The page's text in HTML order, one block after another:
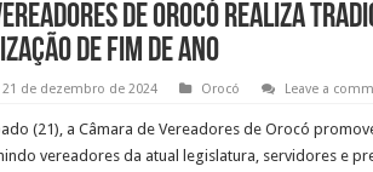
de Orocó realiza
de fim de ano
21 de dezembro de 2024 Orocó Leave a
(21), a Câmara de Vereadores de Orocó
vereadores da atual legislatura, servidores e